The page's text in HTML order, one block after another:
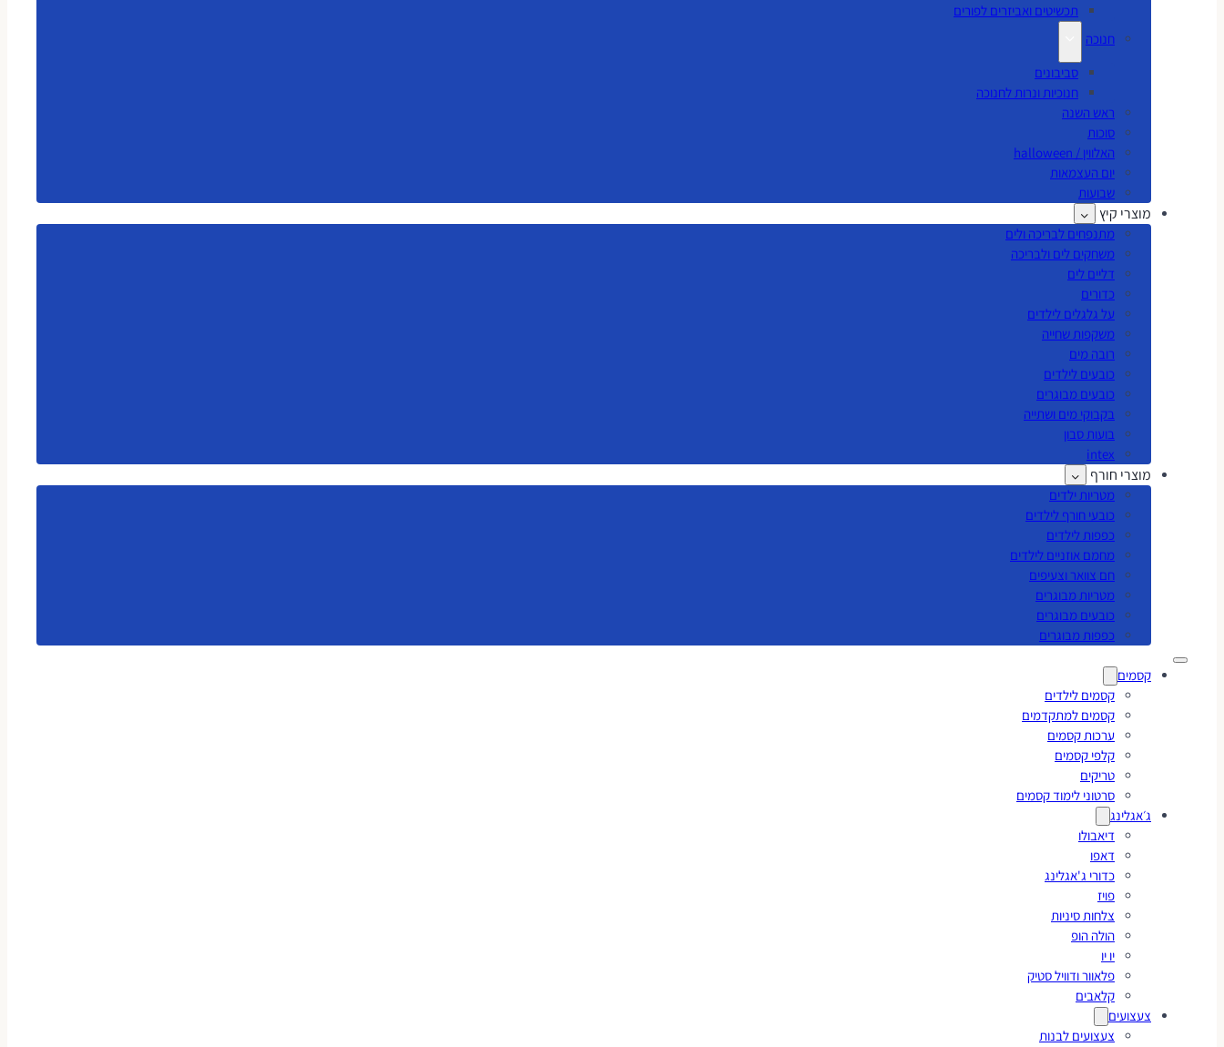
תכשיטים ואביזרים לפורים
חנוכה
סביבונים
חנוכיות ונרות לחנוכה
ראש השנה
סוכות
האלווין / halloween
יום העצמאות
שבועות
מוצרי קיץ
מתנפחים לבריכה ולים
משחקים לים ולבריכה
דליים לים
כדורים
על גלגלים לילדים
משקפות שחייה
רובה מים
כובעים לילדים
כובעים מבוגרים
בקבוקי מים ושתייה
בועות סבון
intex
מוצרי חורף
מטריות ילדים
כובעי חורף לילדים
כפפות לילדים
מחמם אוזניים לילדים
חם צוואר וצעיפים
מטריות מבוגרים
כובעים מבוגרים
כפפות מבוגרים
קסמים
קסמים לילדים
קסמים למתקדמים
ערכות קסמים
קלפי קסמים
טריקים
סרטוני לימוד קסמים
ג׳אגלינג
דיאבולו
דאפו
כדורי ג'אגלינג
פויז
צלחות סיניות
הולה הופ
יו יו
פלאוור ודוויל סטיק
קלאבים
צעצועים
צעצועים לבנות